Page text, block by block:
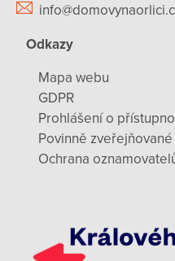
Odkazy
Mapa webu
GDPR
Prohlášení o
Povinně
Ochrana